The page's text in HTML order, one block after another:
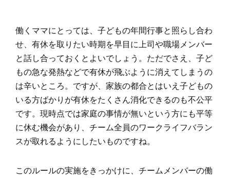
働くママにとっては、子どもの年間行事と照らし合わ
せ、有休を取りたい時期を早目に上司や職場メンバー
と話し合っておくとよいでしょう。ただでさえ、子ど
もの急な発熱などで有休が飛ぶように消えてしまうの
は辛いところ。ですが、家族の都合とはいえ子どもの
いる方ばかりが有休をたくさん消化できるのも不公平
です。現時点では家庭の事情が無いという方にも平等
に休む機会があり、チーム全員のワークライフバラン
スが取れるようにしたいものですね。
このルールの実施をきっかけに、チームメンバーの働